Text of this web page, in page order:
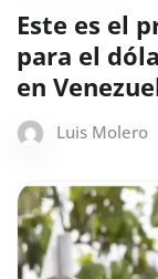
Este es el
para el
en
Luis Molero